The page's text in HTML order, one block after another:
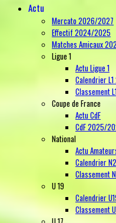
Actu
Mercato 2026/2027
Effectif 2024/2025
Matches Amicaux
Ligue 1
Actu Ligue 1
Calendrier
Classement
Coupe de France
Actu CdF
CdF 2025/
National
Actu
Calendrier
Classement
U 19
Calendrier
Classement